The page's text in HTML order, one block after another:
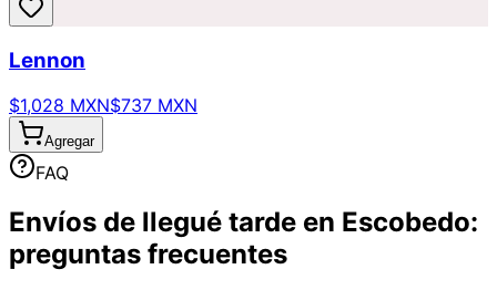
Lennon
$1,028 MXN$737 MXN
Agregar
FAQ
Envíos de llegué tarde en Escobedo:
preguntas frecuentes